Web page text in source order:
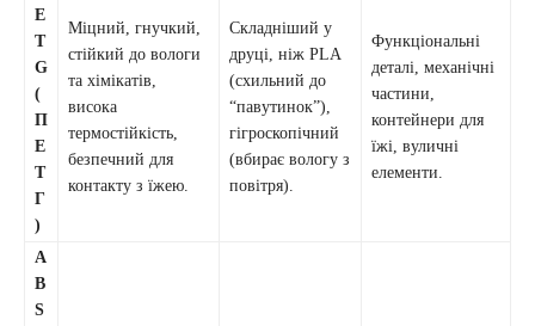
E
T
G
(
П
Е
Т
Г
)
Міцний, гнучкий,
стійкий до вологи
та хімікатів,
висока
термостійкість,
безпечний для
контакту з їжею.
Складніший у
друці, ніж PLA
(схильний до
“павутинок”),
гігроскопічний
(вбирає вологу з
повітря).
Функціональні
деталі, механічні
частини,
контейнери для
їжі, вуличні
елементи.
A
B
S